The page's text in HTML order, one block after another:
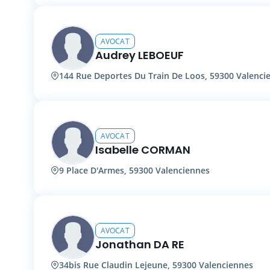
AVOCAT
Audrey LEBOEUF
144 Rue Deportes Du Train De Loos, 59300
AVOCAT
Isabelle CORMAN
9 Place D'Armes, 59300 Valenciennes
AVOCAT
Jonathan DA RE
34bis Rue Claudin Lejeune, 59300 Valenciennes